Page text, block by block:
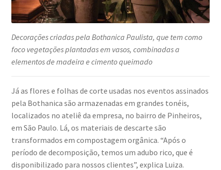
Decorações criadas pela Bothanica Paulista, que tem como
foco vegetações plantadas em vasos, combinadas a
elementos de madeira e cimento queimado
Já as flores e folhas de corte usadas nos eventos assinados
pela Bothanica são armazenadas em grandes tonéis,
localizados no ateliê da empresa, no bairro de Pinheiros,
em São Paulo. Lá, os materiais de descarte são
transformados em compostagem orgânica. “Após o
período de decomposição, temos um adubo rico, que é
disponibilizado para nossos clientes”, explica Luiza.